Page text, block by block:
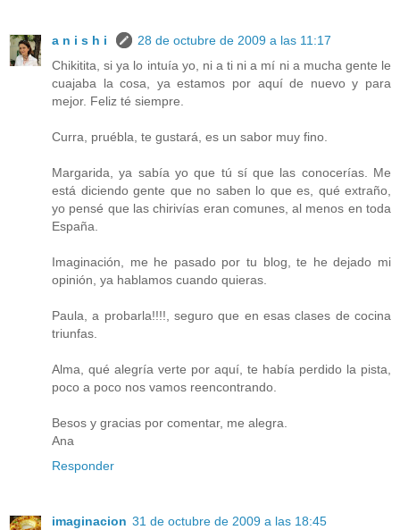
a n i s h i
28 de octubre de 2009 a las 11:17
Chikitita, si ya lo intuía yo, ni a ti ni a mí ni a mucha gente le
cuajaba la cosa, ya estamos por aquí de nuevo y para
mejor. Feliz té siempre.
Curra, pruébla, te gustará, es un sabor muy fino.
Margarida, ya sabía yo que tú sí que las conocerías. Me
está diciendo gente que no saben lo que es, qué extraño,
yo pensé que las chirivías eran comunes, al menos en toda
España.
Imaginación, me he pasado por tu blog, te he dejado mi
opinión, ya hablamos cuando quieras.
Paula, a probarla!!!!, seguro que en esas clases de cocina
triunfas.
Alma, qué alegría verte por aquí, te había perdido la pista,
poco a poco nos vamos reencontrando.
Besos y gracias por comentar, me alegra.
Ana
Responder
imaginacion 31 de octubre de 2009 a las 18:45